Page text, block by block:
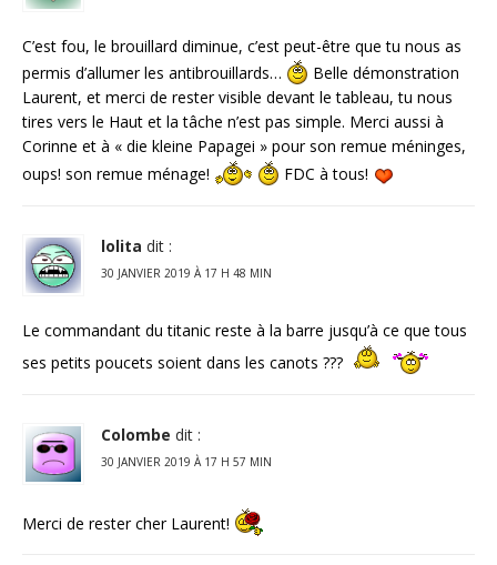
C’est fou, le brouillard diminue, c’est peut-être que tu nous as
permis d’allumer les antibrouillards…
Belle démonstration
Laurent, et merci de rester visible devant le tableau, tu nous
tires vers le Haut et la tâche n’est pas simple. Merci aussi à
Corinne et à « die kleine Papagei » pour son remue méninges,
oups! son remue ménage!
FDC à tous!
lolita dit :
30 JANVIER 2019 À 17 H 48 MIN
Le commandant du titanic reste à la barre jusqu’à ce que tous
ses petits poucets soient dans les canots ???
Colombe dit :
30 JANVIER 2019 À 17 H 57 MIN
Merci de rester cher Laurent!